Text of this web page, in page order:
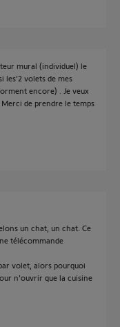
mural (individuel) le
les’2 volets de mes
encore) . Je veux
de prendre le temps
un chat, un chat. Ce
télécommande
volet, alors pourquoi
n'ouvrir que la cuisine